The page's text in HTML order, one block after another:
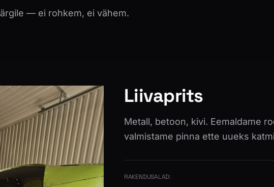
— ei rohkem, ei vähem.
Liivaprits
Metall, betoon, kivi. Eemaldame
valmistame pinna ette uueks
RAKENDUSALAD: